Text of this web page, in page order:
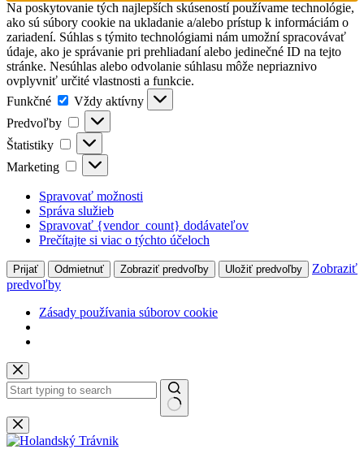
Na poskytovanie tých najlepších skúseností používame technológie,
ako sú súbory cookie na ukladanie a/alebo prístup k informáciám o
zariadení. Súhlas s týmito technológiami nám umožní spracovávať
údaje, ako je správanie pri prehliadaní alebo jedinečné ID na tejto
stránke. Nesúhlas alebo odvolanie súhlasu môže nepriaznivo
ovplyvniť určité vlastnosti a funkcie.
Funkčné
Funkčné
Vždy aktívny
Predvoľby
Predvoľby
Štatistiky Štatistiky
Marketing Marketing
Spravovať možnosti
Správa služieb
Spravovať {vendor_count} dodávateľov
Prečítajte si viac o týchto účeloch
Prijať Odmietnuť Zobraziť predvoľby Uložiť predvoľby
Zobraziť
predvoľby
Zásady používania súborov cookie
Skip
to
content
No
results